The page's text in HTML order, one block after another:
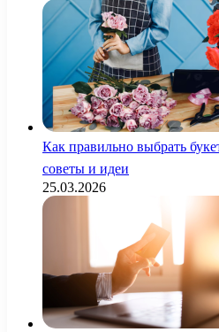
Как правильно выбрать
советы и идеи
25.03.2026